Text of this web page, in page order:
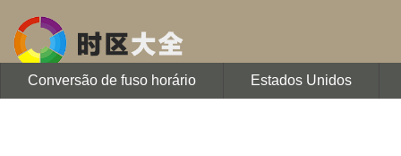
Conversão de fuso horário Estados Unidos